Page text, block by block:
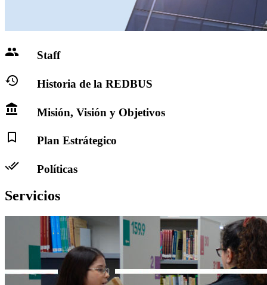
people Staff
history Historia de la REDBUS
account_balance Misión, Visión y Objetivos
bookmark_border Plan Estrátegico
done_all Políticas
Servicios